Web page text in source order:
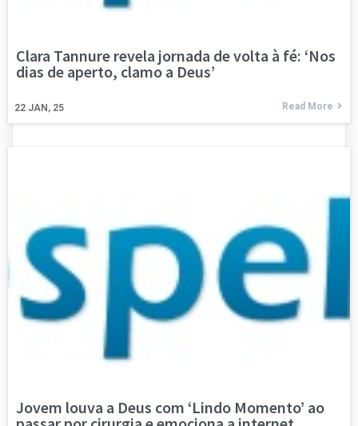
Clara Tannure revela jornada de volta à fé: ‘Nos
dias de aperto, clamo a Deus’
22 JAN, 25 Read More
Jovem louva a Deus com ‘Lindo Momento’ ao